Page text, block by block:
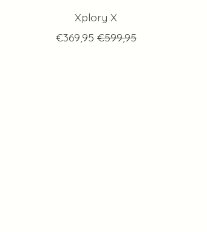
Xplory X
€369,95 €599,95